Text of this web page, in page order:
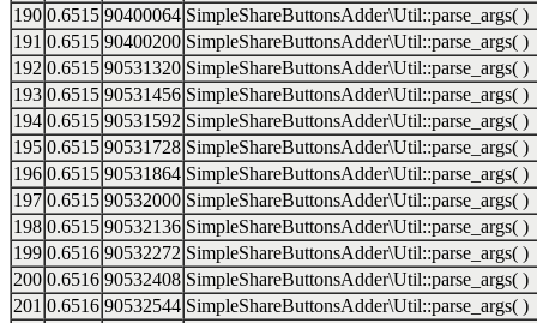
190 0.6515 90400064 SimpleShareButtonsAdder\Util::parse_args( )
191 0.6515 90400200 SimpleShareButtonsAdder\Util::parse_args( )
192 0.6515 90531320 SimpleShareButtonsAdder\Util::parse_args( )
193 0.6515 90531456 SimpleShareButtonsAdder\Util::parse_args( )
194 0.6515 90531592 SimpleShareButtonsAdder\Util::parse_args( )
195 0.6515 90531728 SimpleShareButtonsAdder\Util::parse_args( )
196 0.6515 90531864 SimpleShareButtonsAdder\Util::parse_args( )
197 0.6515 90532000 SimpleShareButtonsAdder\Util::parse_args( )
198 0.6515 90532136 SimpleShareButtonsAdder\Util::parse_args( )
199 0.6516 90532272 SimpleShareButtonsAdder\Util::parse_args( )
200 0.6516 90532408 SimpleShareButtonsAdder\Util::parse_args( )
201 0.6516 90532544 SimpleShareButtonsAdder\Util::parse_args( )